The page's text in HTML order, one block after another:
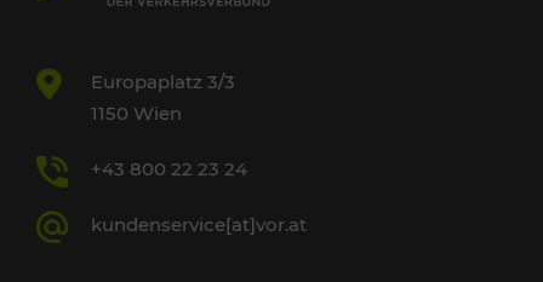
Europaplatz 3/3
1150 Wien
+43 800 22 23 24
kundenservice[at]vor.at